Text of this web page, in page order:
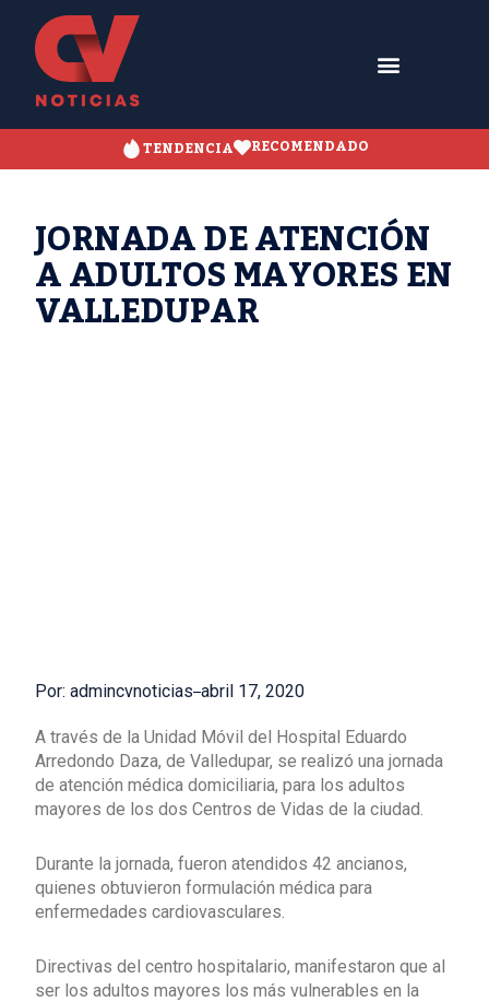
TENDENCIA RECOMENDADO
JORNADA DE ATENCIÓN
A ADULTOS MAYORES EN
VALLEDUPAR
Por: admincvnoticias abril 17, 2020
A través de la Unidad Móvil del Hospital Eduardo
Arredondo Daza, de Valledupar, se realizó una jornada
de atención médica domiciliaria, para los adultos
mayores de los dos Centros de Vidas de la ciudad.
Durante la jornada, fueron atendidos 42 ancianos,
quienes obtuvieron formulación médica para
enfermedades cardiovasculares.
Directivas del centro hospitalario, manifestaron que al
ser los adultos mayores los más vulnerables en la